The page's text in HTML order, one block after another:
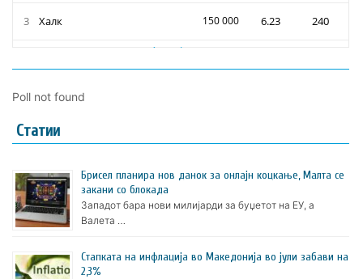
Poll not found
Статии
Брисел планира нов данок за онлајн коцкање, Малта се
закани со блокада
Западот бара нови милијарди за буџетот на ЕУ, а
Валета …
Стапката на инфлација во Македонија во јули забави на
2,3%